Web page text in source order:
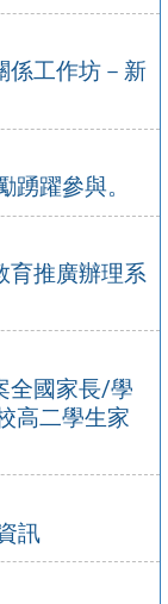
係工作坊－新
躍參與。
育推廣辦理系
全國家長/學
高二學生家
訊